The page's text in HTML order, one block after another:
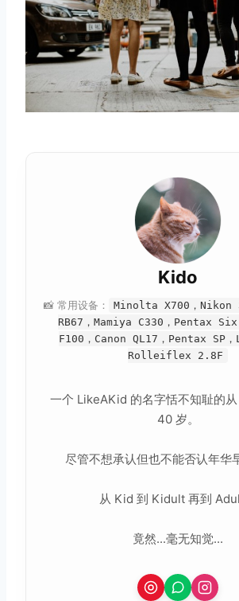
Kido
📸 常用设备：
Minolta X700，Nikon
RB67，Mamiya C330，Pentax
F100，Canon QL17，Pentax SP
Rolleiflex 2.8F
一个 LikeAKid 的名字恬不知耻的
40 岁。
尽管不想承认但也不能否认年华
从 Kid 到 Kidult 再到
竟然...毫无知觉...